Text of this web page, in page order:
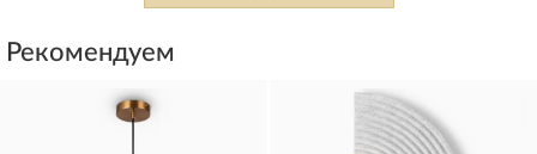
Рекомендуем